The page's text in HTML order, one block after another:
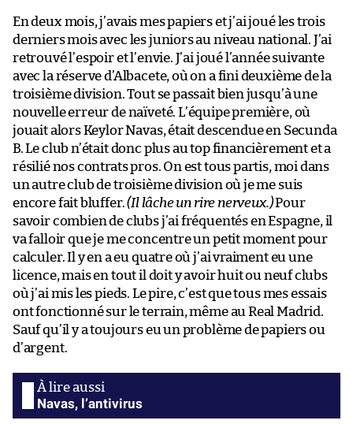
En deux mois, j’avais mes papiers et j’ai joué les trois
derniers mois avec les juniors au niveau national. J’ai
retrouvé l’espoir et l’envie. J’ai joué l’année suivante
avec la réserve d’Albacete, où on a fini deuxième de la
troisième division. Tout se passait bien jusqu’à une
nouvelle erreur de naïveté. L’équipe première, où
jouait alors Keylor Navas, était descendue en Secunda
B. Le club n’était donc plus au top financièrement et a
résilié nos contrats pros. On est tous partis, moi dans
un autre club de troisième division où je me suis
encore fait bluffer.(Il lâche un rire nerveux.)Pour
savoir combien de clubs j’ai fréquentés en Espagne, il
va falloir que je me concentre un petit moment pour
calculer. Il y en a eu quatre où j’ai vraiment eu une
licence, mais en tout il doit y avoir huit ou neuf clubs
où j’ai mis les pieds. Le pire, c’est que tous mes essais
ont fonctionné sur le terrain, même au Real Madrid.
Sauf qu’il y a toujours eu un problème de papiers ou
d’argent.
Navas, l’antivirus